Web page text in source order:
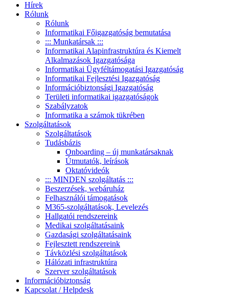
Hírek
Rólunk
Rólunk
Informatikai Főigazgatóság bemutatása
::: Munkatársak :::
Informatikai Alapinfrastruktúra és Kiemelt
Alkalmazások Igazgatósága
Informatikai Ügyféltámogatási Igazgatóság
Informatikai Fejlesztési Igazgatóság
Információbiztonsági Igazgatóság
Területi informatikai igazgatóságok
Szabályzatok
Informatika a számok tükrében
Szolgáltatások
Szolgáltatások
Tudásbázis
Onboarding – új munkatársaknak
Útmutatók, leírások
Oktatóvideók
::: MINDEN szolgáltatás :::
Beszerzések, webáruház
Felhasználói támogatások
M365-szolgáltatások, Levelezés
Hallgatói rendszereink
Medikai szolgáltatásaink
Gazdasági szolgáltatásaink
Fejlesztett rendszereink
Távközlési szolgáltatások
Hálózati infrastruktúra
Szerver szolgáltatások
Információbiztonság
Kapcsolat / Helpdesk